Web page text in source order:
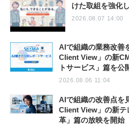
けた取組を強化
2026.08.07 14:00
AIで組織の業務改善
Client View」の新
トサービス」篇を公
2026.08.06 11:04
AIで組織の改善点を
Client View」の新テ
革」篇の放映を開始